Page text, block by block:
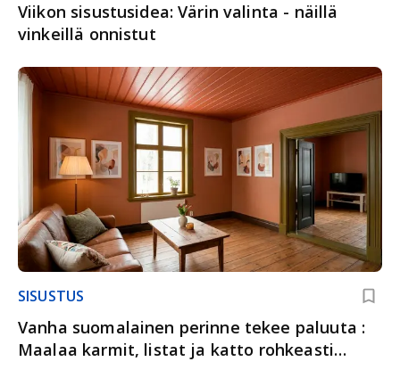
Viikon sisustusidea: Värin valinta - näillä
vinkeillä onnistut
SISUSTUS
Vanha suomalainen perinne tekee paluuta :
Maalaa karmit, listat ja katto rohkeasti